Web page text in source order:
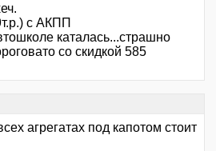
с АКПП
каталась...страшно
со скидкой 585
агрегатах под капотом стоит